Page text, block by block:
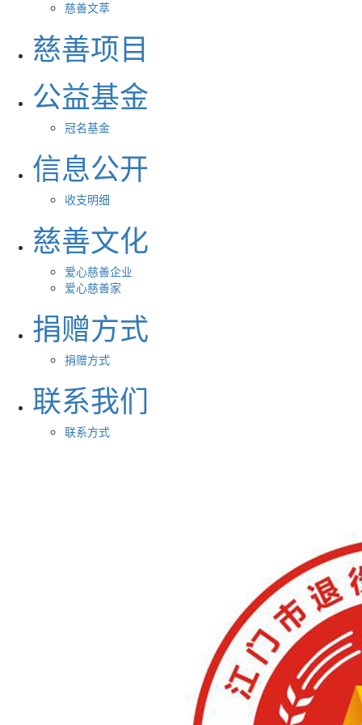
慈善文萃
慈善项目
公益基金
冠名基金
信息公开
收支明细
慈善文化
爱心慈善企业
爱心慈善家
捐赠方式
捐赠方式
联系我们
联系方式